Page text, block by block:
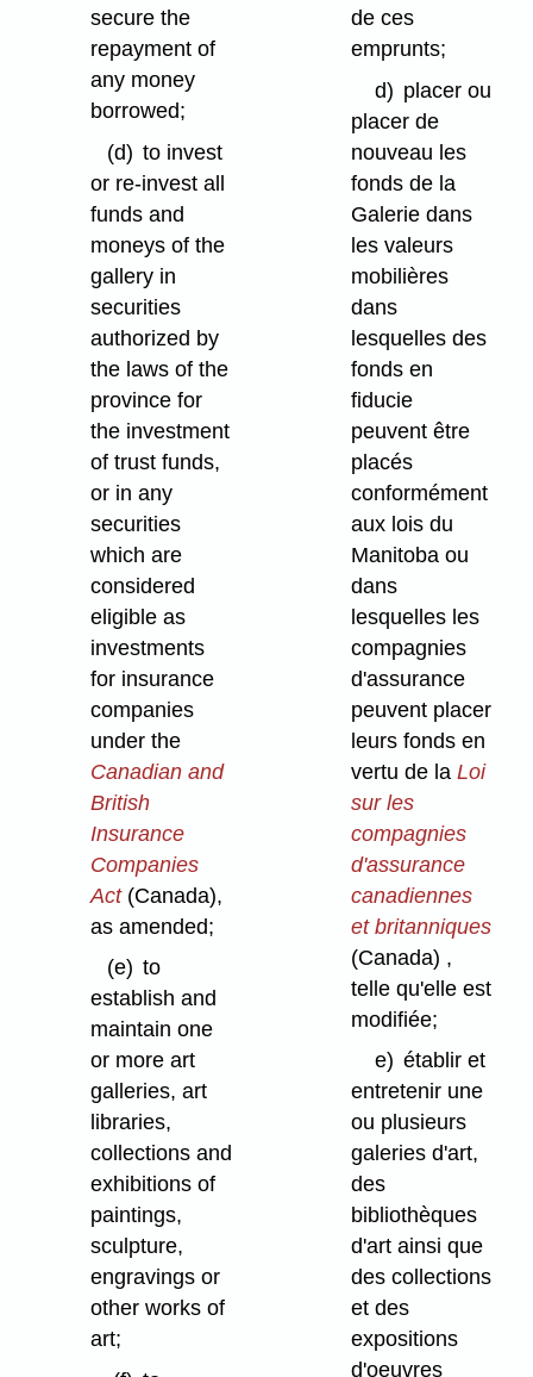
secure the
repayment of
any money
borrowed;
(d) to invest
or re-invest all
funds and
moneys of the
gallery in
securities
authorized by
the laws of the
province for
the investment
of trust funds,
or in any
securities
which are
considered
eligible as
investments
for insurance
companies
under the
Canadian and
British
Insurance
Companies
Act(Canada),
as amended;
(e) to
establish and
maintain one
or more art
galleries, art
libraries,
collections and
exhibitions of
paintings,
sculpture,
engravings or
other works of
art;
de ces
emprunts;
d) placer ou
placer de
nouveau les
fonds de la
Galerie dans
les valeurs
mobilières
dans
lesquelles des
fonds en
fiducie
peuvent être
placés
conformément
aux lois du
Manitoba ou
dans
lesquelles les
compagnies
d'assurance
peuvent placer
leurs fonds en
vertu de laLoi
sur les
compagnies
d'assurance
canadiennes
et britanniques
(Canada) ,
telle qu'elle est
modifiée;
e) établir et
entretenir une
ou plusieurs
galeries d'art,
des
bibliothèques
d'art ainsi que
des collections
et des
expositions
d'oeuvres